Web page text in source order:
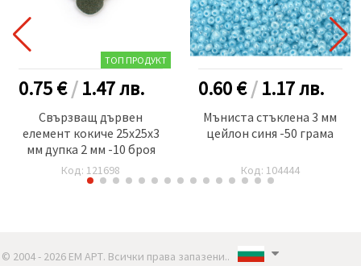
ТОП ПРОДУКТ
0.75 €/1.47лв.
Свързващ дървен
елемент кокиче 25x25x3
мм дупка 2 мм -10 броя
Код: 121698
0.60 €/1.17лв.
Мъниста стъклена 3 мм
цейлон синя -50 грама
Код: 104444
© 2004 - 2026 ЕМ АРТ. Всички права запазени..